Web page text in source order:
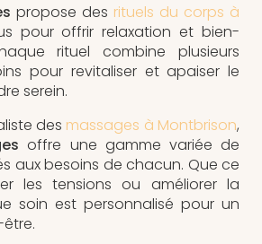
propose des rituels du corps à
pour offrir relaxation et bien-
rituel combine plusieurs
pour revitaliser et apaiser le
serein.
des massages à Montbrison,
offre une gamme variée de
aux besoins de chacun. Que ce
les tensions ou améliorer la
soin est personnalisé pour un